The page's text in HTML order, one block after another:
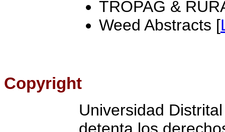
TROPAG &
Weed Abstracts [
Copyright
Universidad